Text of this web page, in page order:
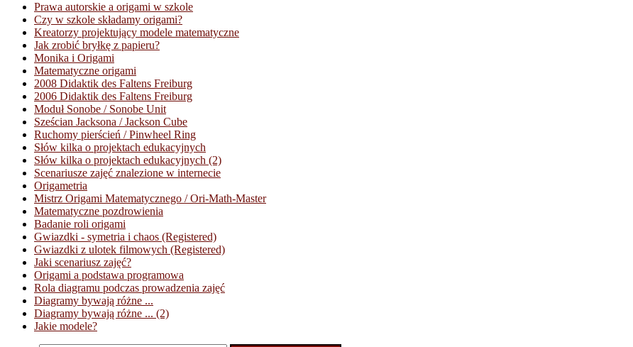
Prawa autorskie a origami w szkole
Czy w szkole składamy origami?
Kreatorzy projektujący modele matematyczne
Jak zrobić bryłkę z papieru?
Monika i Origami
Matematyczne origami
2008 Didaktik des Faltens Freiburg
2006 Didaktik des Faltens Freiburg
Moduł Sonobe / Sonobe Unit
Sześcian Jacksona / Jackson Cube
Ruchomy pierścień / Pinwheel Ring
Słów kilka o projektach edukacyjnych
Słów kilka o projektach edukacyjnych (2)
Scenariusze zajęć znalezione w internecie
Origametria
Mistrz Origami Matematycznego / Ori-Math-Master
Matematyczne pozdrowienia
Badanie roli origami
Gwiazdki - symetria i chaos (Registered)
Gwiazdki z ulotek filmowych (Registered)
Jaki scenariusz zajęć?
Origami a podstawa programowa
Rola diagramu podczas prowadzenia zajęć
Diagramy bywają różne ...
Diagramy bywają różne ... (2)
Jakie modele?